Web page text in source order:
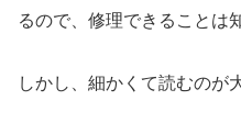
るので、修理できることは
しかし、細かくて読むのが